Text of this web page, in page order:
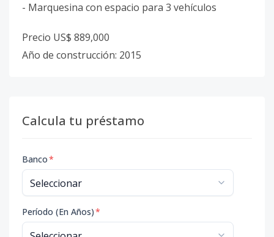
- Marquesina con espacio para 3 vehículos
Precio US$ 889,000
Año de construcción: 2015
Calcula tu préstamo
Banco*
Período (En Años)*